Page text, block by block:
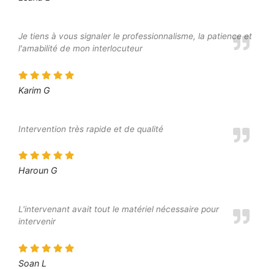
Je tiens à vous signaler le professionnalisme, la patience et
l'amabilité de mon interlocuteur
Karim G
Intervention très rapide et de qualité
Haroun G
L'intervenant avait tout le matériel nécessaire pour
intervenir
Soan L